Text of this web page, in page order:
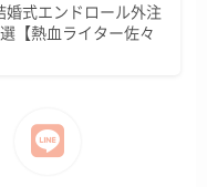
婚式エンドロール外注
【熱血ライター佐々